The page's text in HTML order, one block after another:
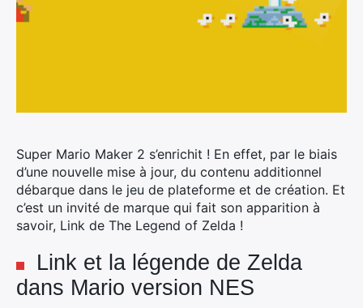
Super Mario Maker 2 s’enrichit ! En effet, par le biais
d’une nouvelle mise à jour, du contenu additionnel
débarque dans le jeu de plateforme et de création. Et
c’est un invité de marque qui fait son apparition à
savoir, Link de The Legend of Zelda !
Link et la légende de Zelda
dans Mario version NES